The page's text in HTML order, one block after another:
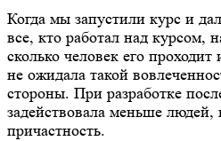
Когда мы запустили курс и
все, кто работал над курсом,
сколько человек его
не ожидала такой
стороны. При разработке
задействовала меньше
причастность.